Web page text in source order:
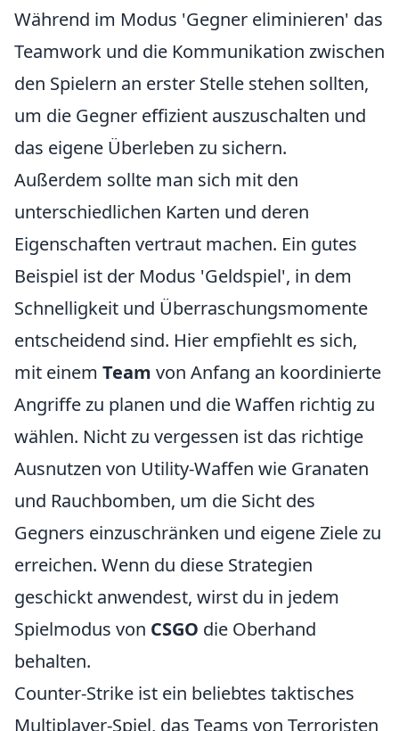
Während im Modus 'Gegner eliminieren' das
Teamwork und die Kommunikation zwischen
den Spielern an erster Stelle stehen sollten,
um die Gegner effizient auszuschalten und
das eigene Überleben zu sichern.
Außerdem sollte man sich mit den
unterschiedlichen Karten und deren
Eigenschaften vertraut machen. Ein gutes
Beispiel ist der Modus 'Geldspiel', in dem
Schnelligkeit und Überraschungsmomente
entscheidend sind. Hier empfiehlt es sich,
mit einem Team von Anfang an koordinierte
Angriffe zu planen und die Waffen richtig zu
wählen. Nicht zu vergessen ist das richtige
Ausnutzen von Utility-Waffen wie Granaten
und Rauchbomben, um die Sicht des
Gegners einzuschränken und eigene Ziele zu
erreichen. Wenn du diese Strategien
geschickt anwendest, wirst du in jedem
Spielmodus von CSGO die Oberhand
behalten.
Counter-Strike ist ein beliebtes taktisches
Multiplayer-Spiel, das Teams von Terroristen